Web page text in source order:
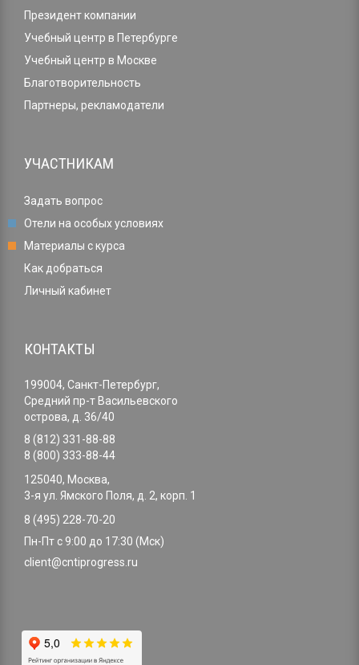
Президент компании
Учебный центр в Петербурге
Учебный центр в Москве
Благотворительность
Партнеры, рекламодатели
УЧАСТНИКАМ
Задать вопрос
Отели на особых условиях
Материалы с курса
Как добраться
Личный кабинет
КОНТАКТЫ
199004, Санкт-Петербург,
Средний пр-т Васильевского
острова, д. 36/40
8 (812) 331-88-88
8 (800) 333-88-44
125040, Москва,
3-я ул. Ямского Поля, д. 2, корп. 1
8 (495) 228-70-20
Пн-Пт с 9:00 до 17:30 (Мск)
client@cntiprogress.ru